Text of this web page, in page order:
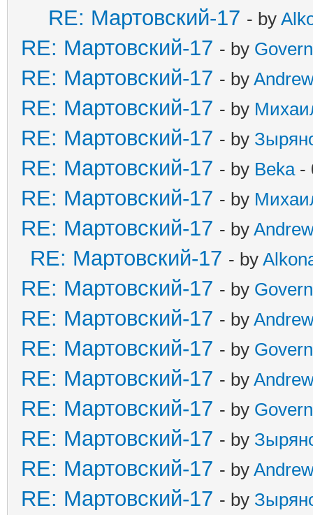
RE: Мартовский-17 - by
RE: Мартовский-17 - by
RE: Мартовский-17 - by
RE: Мартовский-17 - by
RE: Мартовский-17 - by
RE: Мартовский-17 - by Beka-
RE: Мартовский-17 - by
RE: Мартовский-17 - by
RE: Мартовский-17 - by
RE: Мартовский-17 - by
RE: Мартовский-17 - by
RE: Мартовский-17 - by
RE: Мартовский-17 - by
RE: Мартовский-17 - by
RE: Мартовский-17 - by
RE: Мартовский-17 - by
RE: Мартовский-17 - by